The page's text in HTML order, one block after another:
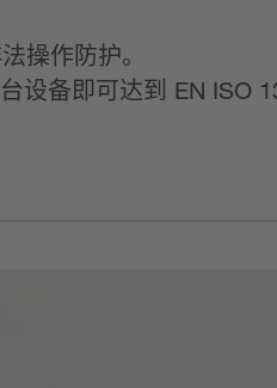
操作防护。
设备即可达到 EN ISO